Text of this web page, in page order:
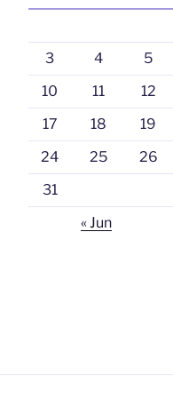
3
4 5
10
11 12
17
18 19
24
25 26
31
« Jun